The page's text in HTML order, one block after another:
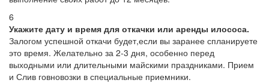
6
Укажите дату и время для откачки или аренды илососа.
Залогом успешной откачи будет,если вы заранее спланируете
это время. Желательно за 2-3 дня, особенно перед
выходными или длительными майскими праздниками. Прием
и Слив говновозки в специальные приемники.